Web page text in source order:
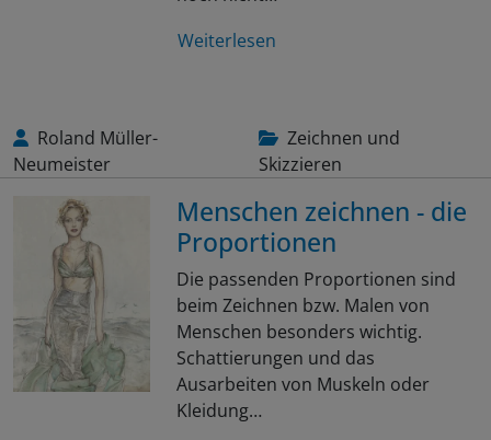
Weiterlesen
Roland Müller-
Neumeister
Zeichnen und
Skizzieren
Menschen zeichnen - die
Proportionen
Die passenden Proportionen sind
beim Zeichnen bzw. Malen von
Menschen besonders wichtig.
Schattierungen und das
Ausarbeiten von Muskeln oder
Kleidung…